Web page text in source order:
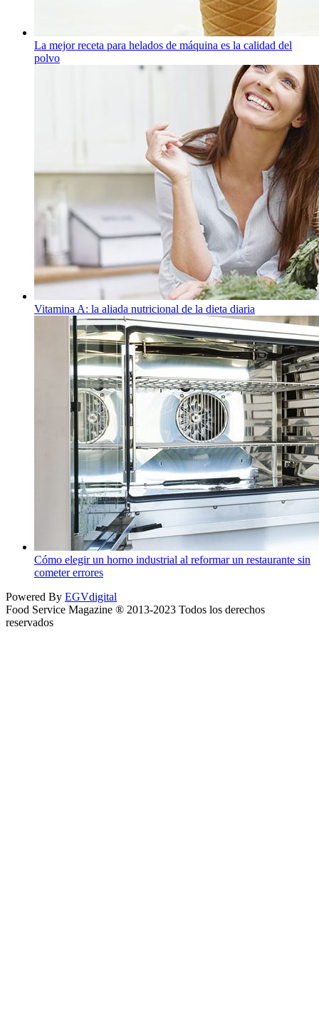
La mejor receta para helados de máquina es la calidad del
polvo
Vitamina A: la aliada nutricional de la dieta diaria
Cómo elegir un horno industrial al reformar un restaurante sin
cometer errores
Powered By EGVdigital
Food Service Magazine ® 2013-2023 Todos los derechos
reservados